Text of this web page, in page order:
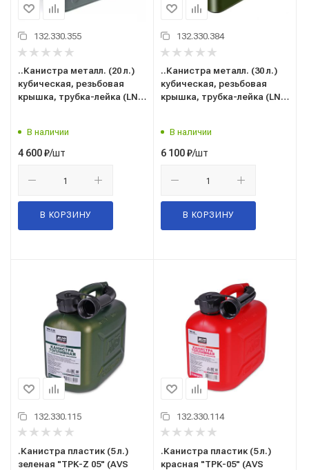
132.330.355
..Канистра металл. (20 л.)
кубическая, резьбовая
крышка, трубка-лейка (LN-
тех.жидкостей)
В наличии
4 600₽/шт
В КОРЗИНУ
132.330.384
..Канистра металл. (30 л.)
кубическая, резьбовая
крышка, трубка-лейка (LN-
тех.жидкостей)
В наличии
6 100₽/шт
В КОРЗИНУ
132.330.115
.Канистра пластик (5 л.)
зеленая "TPK-Z 05" (AVS
132.330.114
.Канистра пластик (5 л.)
красная "TPK-05" (AVS